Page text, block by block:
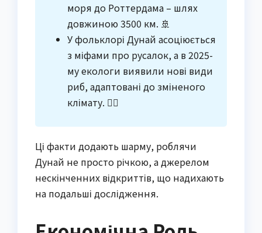
моря до Роттердама – шлях
довжиною 3500 км. 🚢
У фольклорі Дунай асоціюється
з міфами про русалок, а в 2025-
му екологи виявили нові види
риб, адаптовані до зміненого
клімату. 🧜‍♀️
Ці факти додають шарму, роблячи
Дунай не просто річкою, а джерелом
нескінченних відкриттів, що надихають
на подальші дослідження.